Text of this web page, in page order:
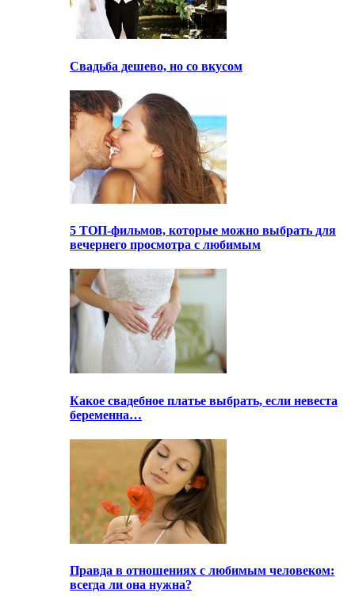
Свадьба дешево, но со вкусом
5 ТОП-фильмов, которые можно выбрать для
вечернего просмотра с любимым
Какое свадебное платье выбрать, если невеста
беременна…
Правда в отношениях с любимым человеком:
всегда ли она нужна?